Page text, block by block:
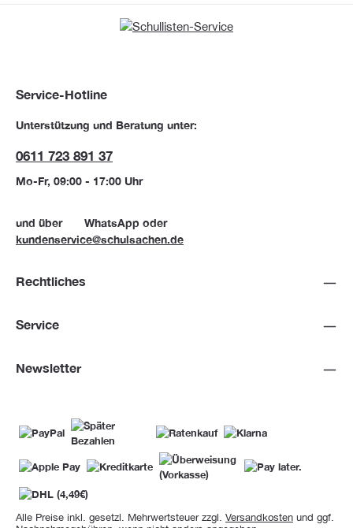
Service-Hotline
Unterstützung und Beratung unter:
0611 723 891 37
Mo-Fr, 09:00 - 17:00 Uhr
und über WhatsApp oder
kundenservice@schulsachen.de
Rechtliches
Service
Newsletter
Alle Preise inkl. gesetzl. Mehrwertsteuer zzgl. Versandkosten und ggf.